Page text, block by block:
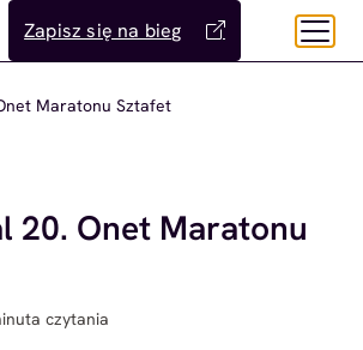
Zapisz się na bieg
Maratonu Sztafet
20. Onet Maratonu
czytania